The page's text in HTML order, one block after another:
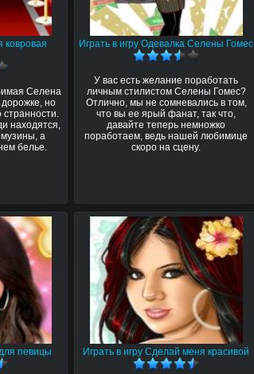
ковровая
Селена
дорожке, но
странности.
находятся,
а
белье.
Играть в игру Одевалка Селены Гомес
У вас есть желание поработать
личным стилистом Селены Гомес?
Отлично, мы не сомневались в том,
что вы ее ярый фанат, так что,
давайте теперь немножко
поработаем, ведь нашей любимице
скоро на сцену.
певицы Играть в игру Сделай меня красивой